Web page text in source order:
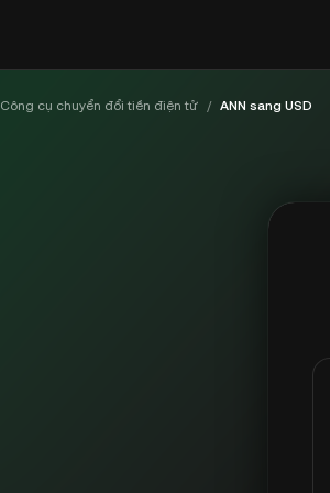
Công cụ chuyển đổi tiền điện tử / ANN sang USD